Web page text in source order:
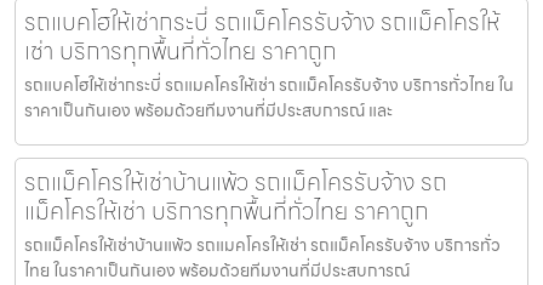
รถแบคโฮให้เช่ากระบี่ รถแม็คโครรับจ้าง รถแม็คโครให้
เช่า บริการทุกพื้นที่ทั่วไทย ราคาถูก
รถแบคโฮให้เช่ากระบี่ รถแมคโครให้เช่า รถแม็คโครรับจ้าง บริการทั่วไทย ใน
ราคาเป็นกันเอง พร้อมด้วยทีมงานที่มีประสบการณ์ และ
รถแม็คโครให้เช่าบ้านแพ้ว รถแม็คโครรับจ้าง รถ
แม็คโครให้เช่า บริการทุกพื้นที่ทั่วไทย ราคาถูก
รถแม็คโครให้เช่าบ้านแพ้ว รถแมคโครให้เช่า รถแม็คโครรับจ้าง บริการทั่ว
ไทย ในราคาเป็นกันเอง พร้อมด้วยทีมงานที่มีประสบการณ์